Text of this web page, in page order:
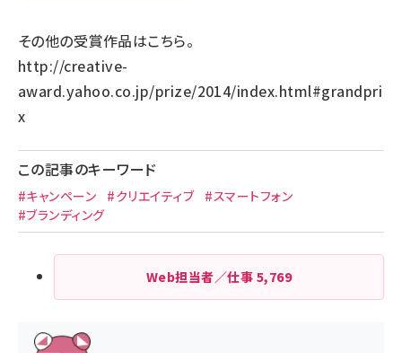
その他の受賞作品はこちら。
http://creative-
award.yahoo.co.jp/prize/2014/index.html#grandpri
x
この記事のキーワード
#キャンペーン #クリエイティブ
#スマートフォン
#ブランディング
Web担当者／仕事 5,769